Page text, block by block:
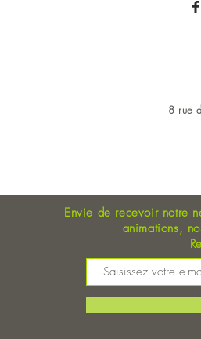
8 rue
Envie de recevoir notre
animations,